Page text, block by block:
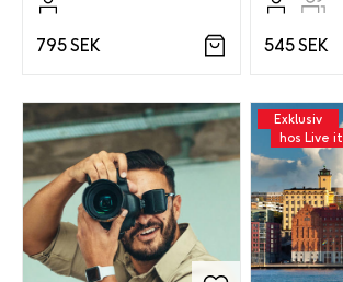
795 SEK 545 SEK
Exklusiv
hos Live it